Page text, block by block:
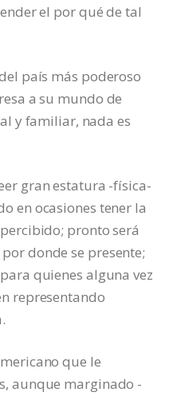
el por qué de tal
país más poderoso
a su mundo de
y familiar, nada es
gran estatura -física-
en ocasiones tener la
pronto será
donde se presente;
quienes alguna vez
representando
que le
aunque marginado -